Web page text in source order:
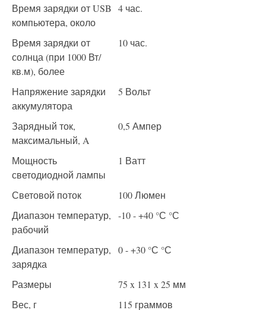
Время зарядки от USB
компьютера, около
4 час.
Время зарядки от
солнца (при 1000 Вт/
кв.м), более
10 час.
Напряжение зарядки
аккумулятора
5 Вольт
Зарядный ток,
максимальный, A
0,5 Ампер
Мощность
светодиодной лампы
1 Ватт
Световой поток
100 Люмен
Диапазон температур,
рабочий
-10 - +40 °С °С
Диапазон температур,
зарядка
0 - +30 °С °С
Размеры
75 x 131 x 25 мм
Вес, г
115 граммов